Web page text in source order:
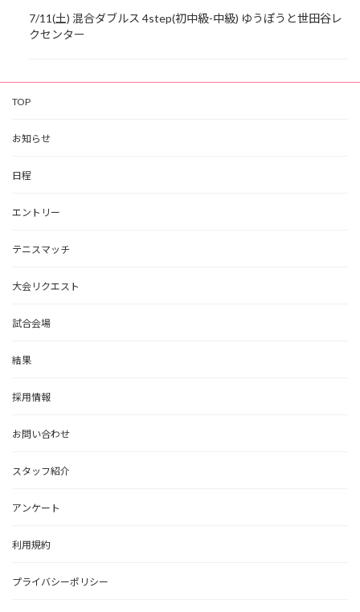
7/11(土) 混合ダブルス 4step(初中級-中級) ゆうぽうと世田谷レ
クセンター
TOP
お知らせ
日程
エントリー
テニスマッチ
大会リクエスト
試合会場
結果
採用情報
お問い合わせ
スタッフ紹介
アンケート
利用規約
プライバシーポリシー